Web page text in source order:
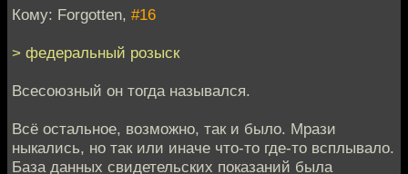
Кому: Forgotten, #16
> федеральный розыск
Всесоюзный он тогда назывался.
Всё остальное, возможно, так и было. Мрази
ныкались, но так или иначе что-то где-то всплывало.
База данных свидетельских показаний была